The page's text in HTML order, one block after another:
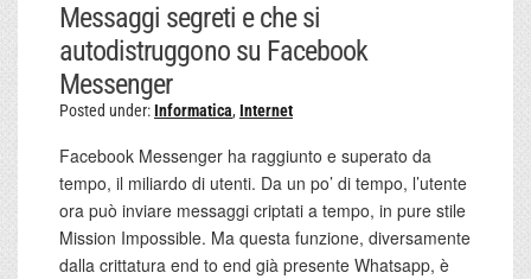
Messaggi segreti e che si
autodistruggono su Facebook
Messenger
Posted under:Informatica, Internet
Facebook Messenger ha raggiunto e superato da
tempo, il miliardo di utenti. Da un po’ di tempo, l’utente
ora può inviare messaggi criptati a tempo, in pure stile
Mission Impossible. Ma questa funzione, diversamente
dalla crittatura end to end già presente Whatsapp, è